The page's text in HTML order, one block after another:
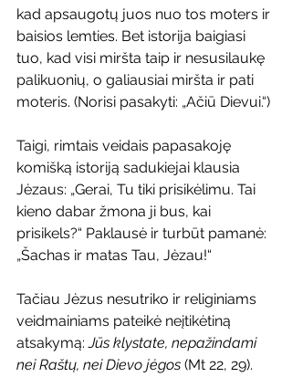
kad apsaugotų juos nuo tos moters ir
baisios lemties. Bet istorija baigiasi
tuo, kad visi miršta taip ir nesusilaukę
palikuonių, o galiausiai miršta ir pati
moteris. (Norisi pasakyti: „Ačiū Dievui.“)
Taigi, rimtais veidais papasakoję
komišką istoriją sadukiejai klausia
Jėzaus: „Gerai, Tu tiki prisikėlimu. Tai
kieno dabar žmona ji bus, kai
prisikels?“ Paklausė ir turbūt pamanė:
„Šachas ir matas Tau, Jėzau!“
Tačiau Jėzus nesutriko ir religiniams
veidmainiams pateikė neįtikėtiną
atsakymą: Jūs klystate, nepažindami
nei Raštų, nei Dievo jėgos (Mt 22, 29).